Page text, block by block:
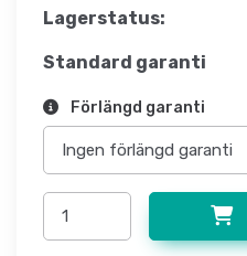
Lagerstatus:
Standard garanti
Förlängd garanti